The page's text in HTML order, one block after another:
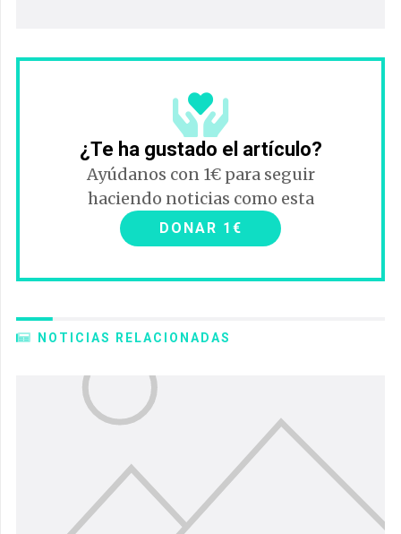
¿Te ha gustado el artículo?
Ayúdanos con 1€ para seguir
haciendo noticias como esta
DONAR 1€
NOTICIAS RELACIONADAS